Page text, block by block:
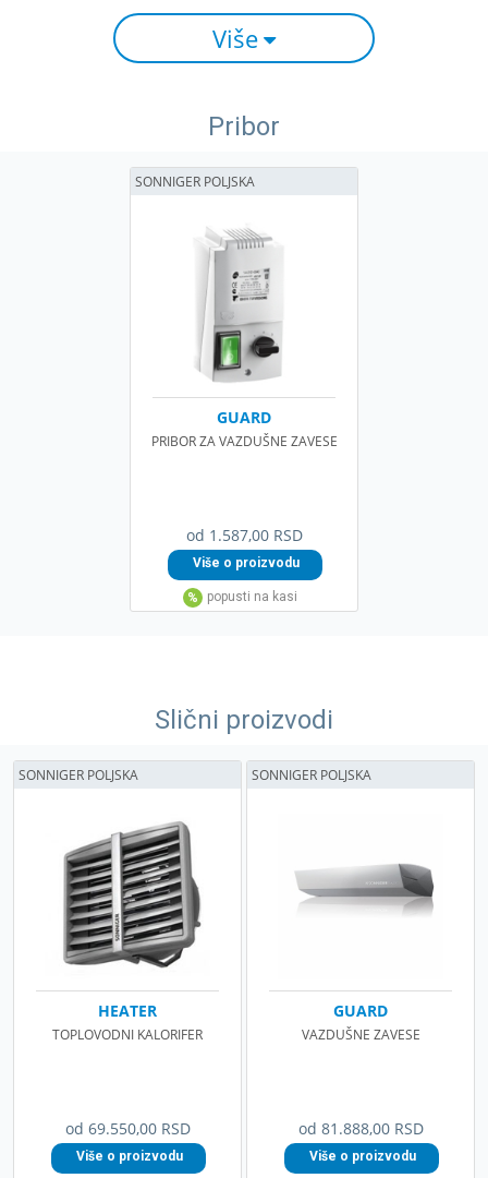
Više
Pribor
od 1.587,00 RSD
GUARD
PRIBOR ZA VAZDUŠNE ZAVESE
SONNIGER POLJSKA
Slični proizvodi
od 69.550,00 RSD
HEATER
TOPLOVODNI KALORIFER
SONNIGER POLJSKA
od 81.888,00 RSD
GUARD
VAZDUŠNE ZAVESE
SONNIGER POLJSKA